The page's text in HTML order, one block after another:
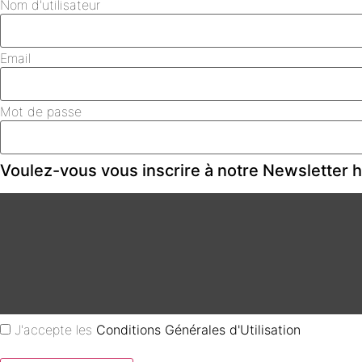
Nom d'utilisateur
Email
Mot de passe
Voulez-vous vous inscrire à notre Newsletter
J'accepte les Conditions Générales d'Utilisation